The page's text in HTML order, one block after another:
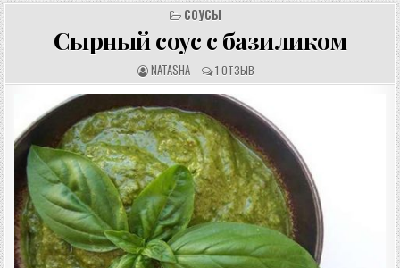
СОУСЫ
Сырный соус с базиликом
А
В
Т
Р
Р
Е
Ц
Е
П
Т
А
:
NATASHA О
Т
З
Ы
В
Ы
:
1 ОТЗЫВ